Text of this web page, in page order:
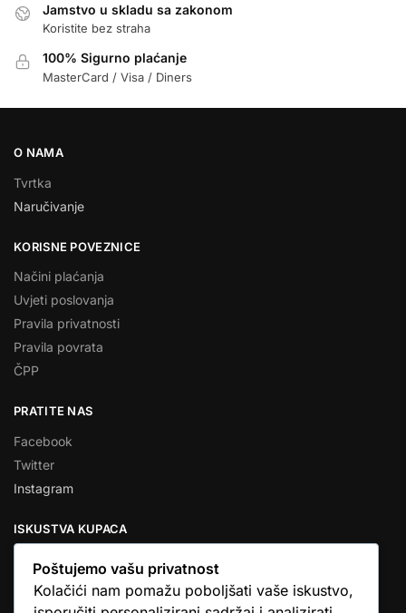
Jamstvo u skladu sa zakonom
Koristite bez straha
100% Sigurno plaćanje
MasterCard / Visa / Diners
O NAMA
Tvrtka
Naručivanje
KORISNE POVEZNICE
Načini plaćanja
Uvjeti poslovanja
Pravila privatnosti
Pravila povrata
ČPP
PRATITE NAS
Facebook
Twitter
Instagram
ISKUSTVA KUPACA
Poštujemo vašu privatnost
Kolačići nam pomažu poboljšati vaše iskustvo,